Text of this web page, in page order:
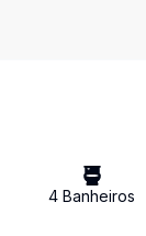
4 Banheiros